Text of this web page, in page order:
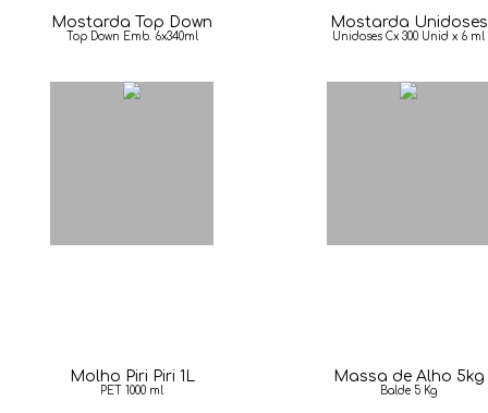
Mostarda Top Down
Top Down Emb. 6x340ml
Mostarda Unidoses
Unidoses Cx 300 Unid x 6 ml
Molho Piri Piri 1L
PET 1000 ml
Massa de Alho 5kg
Balde 5 Kg